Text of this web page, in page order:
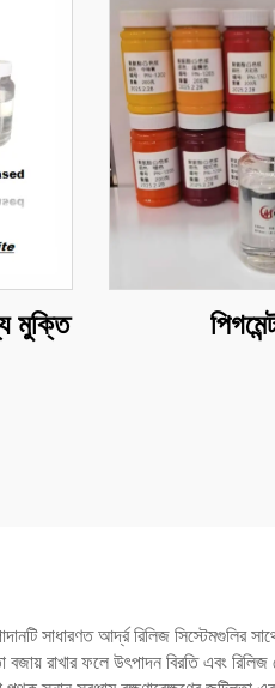
মুক্তি
সাধারণত আর্দ্র রিলিজ সিস্টেমগুলির
রাখার ফলে উৎপাদন বিরতি এবং